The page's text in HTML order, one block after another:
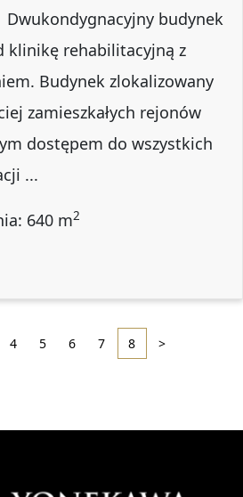
Dwukondygnacyjny budynek
klinikę rehabilitacyjną z
Budynek zlokalizowany
zamieszkałych rejonów
dostępem do wszystkich
...
640 m2
4 5 6 7 8 >